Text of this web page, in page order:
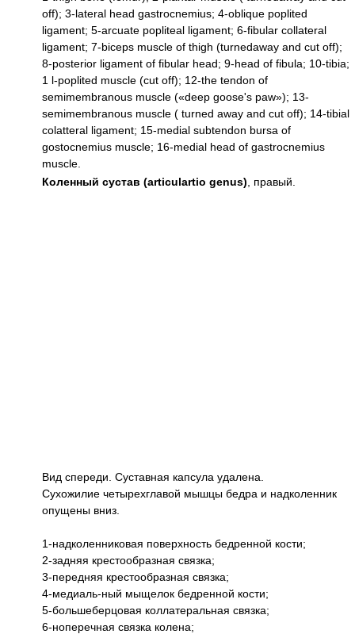
off); 3-lateral head gastrocnemius; 4-oblique poplited
ligament; 5-arcuate popliteal ligament; 6-fibular collateral
ligament; 7-biceps muscle of thigh (turnedaway and cut off);
8-posterior ligament of fibular head; 9-head of fibula; 10-tibia;
1 l-poplited muscle (cut off); 12-the tendon of
semimembranous muscle («deep goose's paw»); 13-
semimembranous muscle ( turned away and cut off); 14-tibial
colatteral ligament; 15-medial subtendon bursa of
gostocnemius muscle; 16-medial head of gastrocnemius
muscle.
Коленный сустав (articulartio genus) , правый.
Вид спереди. Суставная капсула удалена.
Сухожилие четырехглавой мышцы бедра и надколенник
опущены вниз.
1-надколенниковая поверхность бедренной кости;
2-задняя крестообразная связка;
3-передняя крестообразная связка;
4-медиаль-ный мыщелок бедренной кости;
5-большеберцовая коллатеральная связка;
6-ноперечная связка колена;